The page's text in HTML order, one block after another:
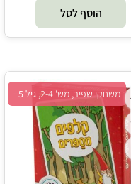
הוסף לסל
משחקי שפיר, מש' 2-4, גיל 5+